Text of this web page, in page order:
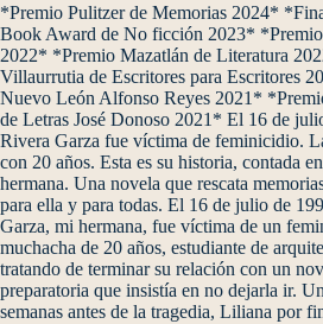
*Premio Pulitzer de Memorias 2024*
Book Award de No ficción 2023*
2022* *Premio Mazatlán de Literatura
Villaurrutia de Escritores para Escritores
Nuevo León Alfonso Reyes 2021*
de Letras José Donoso 2021* El 16 de
Rivera Garza fue víctima de feminicidio.
con 20 años. Esta es su historia, contada
hermana. Una novela que rescata
para ella y para todas. El 16 de julio de
Garza, mi hermana, fue víctima de un
muchacha de 20 años, estudiante de
tratando de terminar su relación con un
preparatoria que insistía en no dejarla ir.
semanas antes de la tragedia, Liliana por